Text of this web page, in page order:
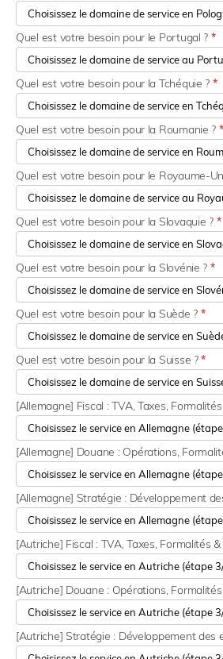
Quel est votre besoin pour le Portugal ? *
Quel est votre besoin pour la Tchéquie ? *
Quel est votre besoin pour la Roumanie ? *
Quel est votre besoin pour le Royaume-
Quel est votre besoin pour la Slovaquie ? *
Quel est votre besoin pour la Slovénie ? *
Quel est votre besoin pour la Suède ? *
Quel est votre besoin pour la Suisse ?*
[Allemagne] Fiscal : TVA, Taxes,
[Allemagne] Douane : Opérations,
[Allemagne] Stratégie : Développement
[Autriche] Fiscal : TVA, Taxes, Formalités
[Autriche] Douane : Opérations,
[Autriche] Stratégie : Développement des